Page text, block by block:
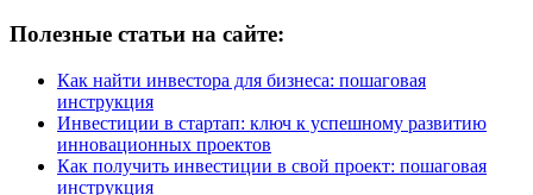
Полезные статьи на сайте:
Как найти инвестора для бизнеса: пошаговая
инструкция
Инвестиции в стартап: ключ к успешному развитию
инновационных проектов
Как получить инвестиции в свой проект: пошаговая
инструкция